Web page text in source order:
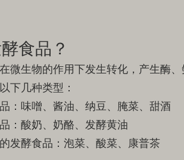
食品？
微生物的作用下发生转化，产生酶
下几种类型：
：味噌、酱油、纳豆、腌菜、甜酒
：酸奶、奶酪、发酵黄油
发酵食品：泡菜、酸菜、康普茶